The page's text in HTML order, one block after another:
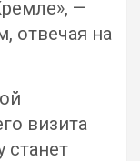
—
отвечая на
визита
станет